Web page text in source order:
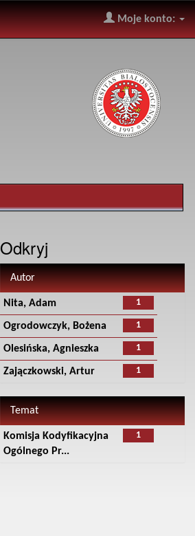
Moje konto:
Odkryj
Autor
1
Nita, Adam
1
Ogrodowczyk, Bożena
1
Olesińska, Agnieszka
1
Zajączkowski, Artur
Temat
1
Komisja Kodyfikacyjna
Ogólnego Pr...